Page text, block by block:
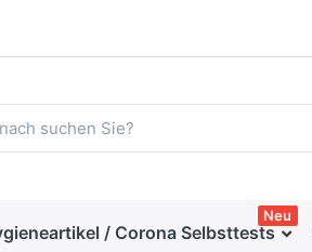
/ Corona Selbsttests
Neu